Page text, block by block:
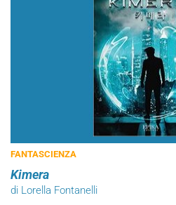
FANTASCIENZA
Kimera
di Lorella Fontanelli